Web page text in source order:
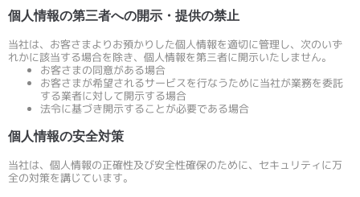
個人情報の第三者への開示・提供の禁止
当社は、お客さまよりお預かりした個人情報を適切に管理し、次のいず
れかに該当する場合を除き、個人情報を第三者に開示いたしません。
お客さまの同意がある場合
お客さまが希望されるサービスを行なうために当社が業務を委託
する業者に対して開示する場合
法令に基づき開示することが必要である場合
個人情報の安全対策
当社は、個人情報の正確性及び安全性確保のために、セキュリティに万
全の対策を講じています。